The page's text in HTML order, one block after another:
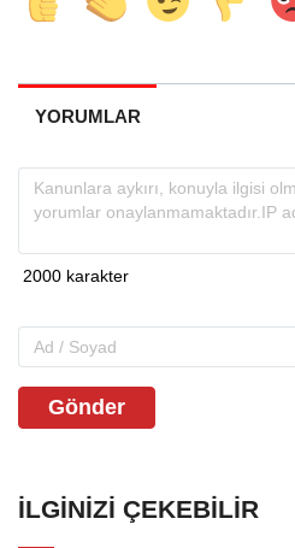
YORUMLAR
Gönder
İLGINIZI ÇEKEBILIR